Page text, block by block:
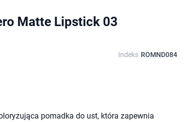
Matte Lipstick 03
Indeks ROMND084
pomadka do ust, która zapewnia